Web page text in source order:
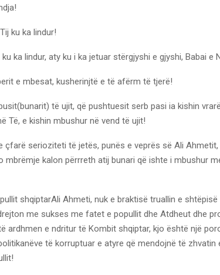
ku ka lindur!
ka lindur, aty ku i ka jetuar stërgjyshi e gjyshi, Babai e
e mbesat, kusherinjtë e të afërm të tjerë!
të ujit, që pushtuesit serb pasi ia kishin
Të, e kishin mbushur në vend të ujit!
çfarë serioziteti të jetës, punës e veprës së Ali
mbrëmje kalon përrreth atij bunari që ishte i mbushur
shqiptarAli Ahmeti, nuk e braktisë truallin e shtëpisë
me sukses me fatet e popullit dhe Atdheut dhe
ardhmen e ndritur të Kombit shqiptar, kjo është një
të korruptuar e atyre që mendojnë të zhvatin